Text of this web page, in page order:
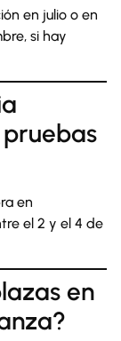
en julio o en
si hay
en
el 2 y el 4 de
en